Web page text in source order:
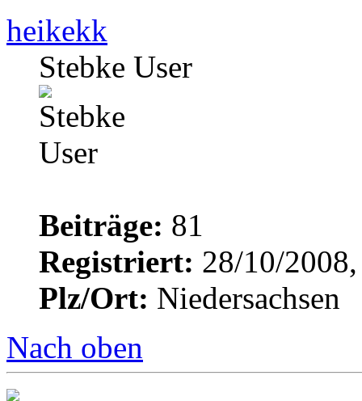
heikekk
Stebke User
Beiträge: 81
Registriert: 28/10/
Plz/Ort: Niedersachsen
Nach oben